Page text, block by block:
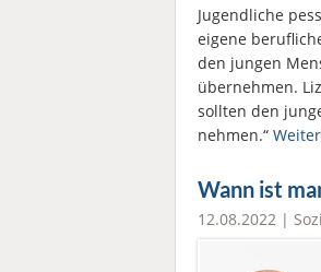
Jugendliche
eigene
den jungen
übernehmen.
sollten den
nehmen.“
Wann ist
12.08.2022 |